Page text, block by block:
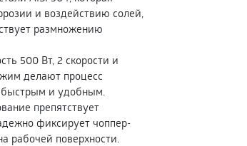
и воздействию солей,
размножению
500 Вт, 2 скорости и
делают процесс
быстрым и удобным.
препятствует
фиксирует чоппер-
рабочей поверхности.